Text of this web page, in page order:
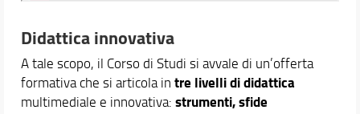
Didattica innovativa
A tale scopo, il Corso di Studi si avvale di un’offerta
formativa che si articola in tre livelli di didattica
multimediale e innovativa: strumenti, sfide